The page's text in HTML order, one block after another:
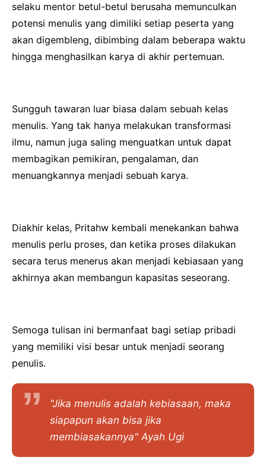
selaku mentor betul-betul berusaha memunculkan
potensi menulis yang dimiliki setiap peserta yang
akan digembleng, dibimbing dalam beberapa waktu
hingga menghasilkan karya di akhir pertemuan.
Sungguh tawaran luar biasa dalam sebuah kelas
menulis. Yang tak hanya melakukan transformasi
ilmu, namun juga saling menguatkan untuk dapat
membagikan pemikiran, pengalaman, dan
menuangkannya menjadi sebuah karya.
Diakhir kelas, Pritahw kembali menekankan bahwa
menulis perlu proses, dan ketika proses dilakukan
secara terus menerus akan menjadi kebiasaan yang
akhirnya akan membangun kapasitas seseorang.
Semoga tulisan ini bermanfaat bagi setiap pribadi
yang memiliki visi besar untuk menjadi seorang
penulis.
"Jika menulis adalah kebiasaan, maka
siapapun akan bisa jika
membiasakannya" Ayah Ugi